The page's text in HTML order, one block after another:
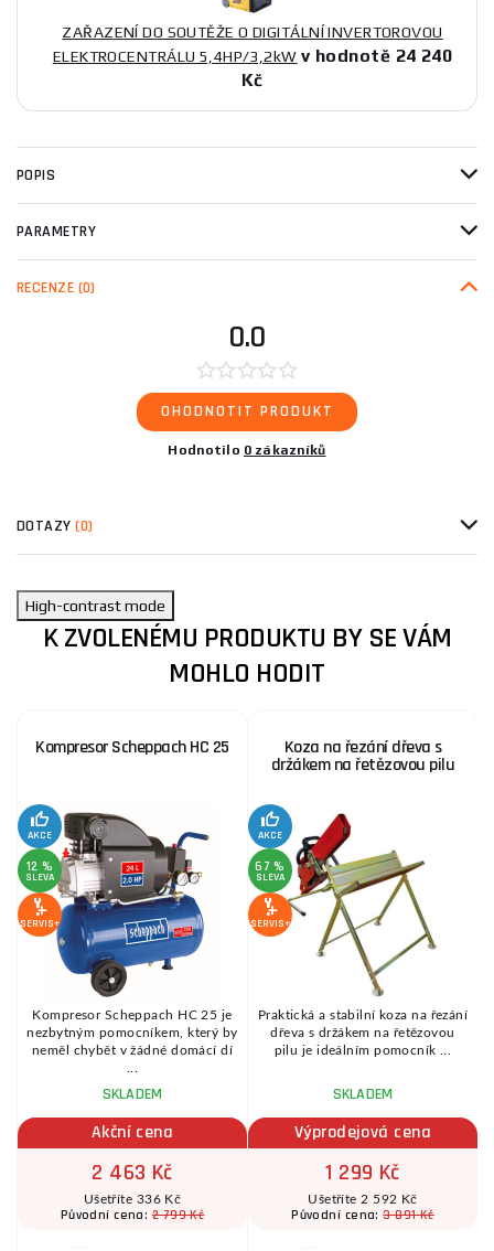
ZAŘAZENÍ DO SOUTĚŽE O DIGITÁLNÍ INVERTOROVOU
ELEKTROCENTRÁLU 5,4HP/3,2kW v hodnotě 24 240
Kč
POPIS
PARAMETRY
RECENZE (0)
0.0
OHODNOTIT PRODUKT
Hodnotilo 0 zákazníků
DOTAZY(0)
High-contrast mode
K ZVOLENÉMU PRODUKTU BY SE VÁM
MOHLO HODIT
Kompresor Scheppach HC 25
AKCE
12 %
SLEVA
SERVIS+
Kompresor Scheppach HC 25 je
nezbytným pomocníkem, který by
neměl chybět v žádné domácí dí
SKLADEM
Akční cena
2 463 Kč
Ušetříte 336 Kč
Původní cena:2 799 Kč
Koza na řezání dřeva s
držákem na řetězovou pilu
AKCE
67 %
SLEVA
SERVIS+
Praktická a stabilní koza na řezání
dřeva s držákem na řetězovou
pilu je ideálním pomocník ...
SKLADEM
Výprodejová cena
1 299 Kč
Ušetříte 2 592 Kč
Původní cena:3 891 Kč